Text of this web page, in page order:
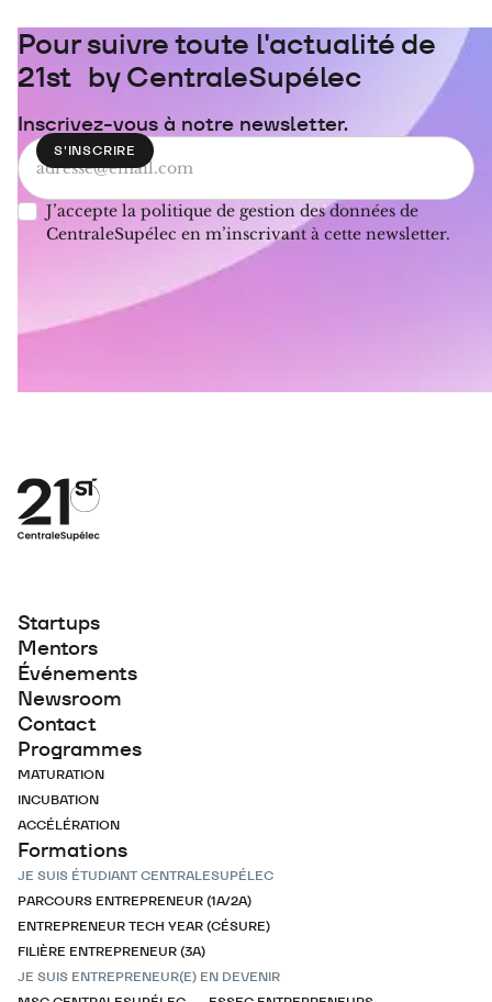
Pour suivre toute l'actualité de
21st by CentraleSupélec
Inscrivez-vous à notre newsletter.
J’accepte la politique de gestion des données de
CentraleSupélec en m’inscrivant à cette newsletter.
Startups
Mentors
Événements
Newsroom
Contact
Programmes
MATURATION
INCUBATION
ACCÉLÉRATION
Formations
JE SUIS ÉTUDIANT CENTRALESUPÉLEC
PARCOURS ENTREPRENEUR (1A/2A)
ENTREPRENEUR TECH YEAR (CÉSURE)
FILIÈRE ENTREPRENEUR (3A)
JE SUIS ENTREPRENEUR(E) EN DEVENIR